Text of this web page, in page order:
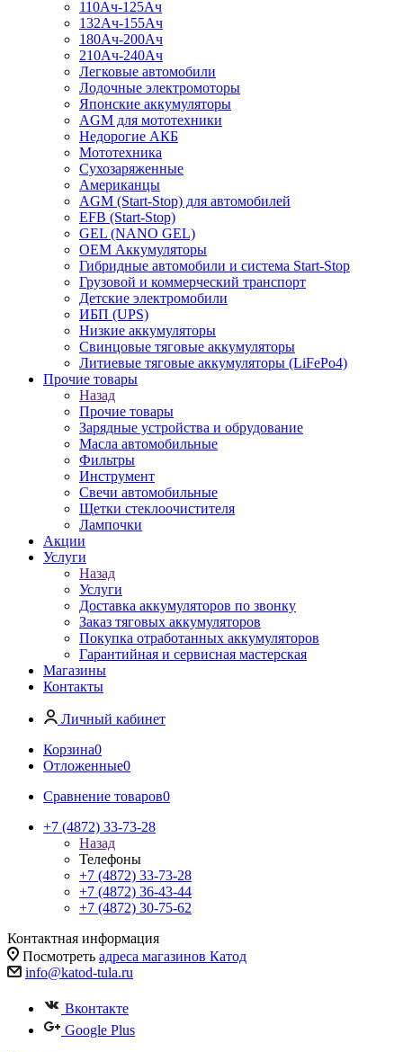
110Ач-125Ач
132Ач-155Ач
180Ач-200Ач
210Ач-240Ач
Легковые автомобили
Лодочные электромоторы
Японские аккумуляторы
AGM для мототехники
Недорогие АКБ
Мототехника
Сухозаряженные
Американцы
AGM (Start-Stop) для автомобилей
EFB (Start-Stop)
GEL (NANO GEL)
OEM Аккумуляторы
Гибридные автомобили и система Start-Stop
Грузовой и коммерческий транспорт
Детские электромобили
ИБП (UPS)
Низкие аккумуляторы
Свинцовые тяговые аккумуляторы
Литиевые тяговые аккумуляторы (LiFePo4)
Прочие товары
Назад
Прочие товары
Зарядные устройства и обрудование
Масла автомобильные
Фильтры
Инструмент
Свечи автомобильные
Щетки стеклоочистителя
Лампочки
Акции
Услуги
Назад
Услуги
Доставка аккумуляторов по звонку
Заказ тяговых аккумуляторов
Покупка отработанных аккумуляторов
Гарантийная и сервисная мастерская
Магазины
Контакты
Личный кабинет
Корзина0
Отложенные0
Сравнение товаров0
+7 (4872) 33-73-28
Назад
Телефоны
+7 (4872) 33-73-28
+7 (4872) 36-43-44
+7 (4872) 30-75-62
Контактная информация
Посмотреть адреса магазинов Катод
info@katod-tula.ru
Вконтакте
Google Plus